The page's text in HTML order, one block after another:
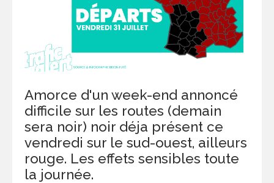
Amorce d'un week-end annoncé
difficile sur les routes (demain
sera noir) noir déja présent ce
vendredi sur le sud-ouest, ailleurs
rouge. Les effets sensibles toute
la journée.